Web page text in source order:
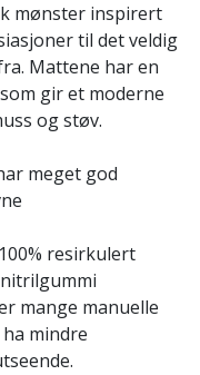
mønster inspirert
til det veldig
Mattene har en
gir et moderne
og støv.
meget god
resirkulert
mange manuelle
mindre